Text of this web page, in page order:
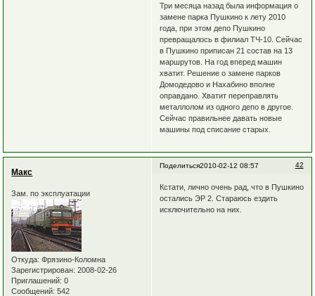
Три месяца назад была информация о
замене парка Пушкино к лету 2010
года, при этом депо Пушкино
превращалось в филиал ТЧ-10. Сейчас
в Пушкино приписан 21 состав на 13
маршрутов. На год вперед машин
хватит. Решение о замене парков
Домодедово и Нахабино вполне
оправдано. Хватит переправлять
металлолом из одного депо в другое.
Сейчас правильнее давать новые
машины под списание старых.
Поделиться 42
2010-02-12 08:57
Макс
Зам. по эксплуатации
Откуда: Фрязино-Коломна
Зарегистрирован: 2008-02-26
Приглашений: 0
Сообщений: 542
Кстати, лично очень рад, что в Пушкино
остались ЭР 2. Стараюсь ездить
исключительно на них.